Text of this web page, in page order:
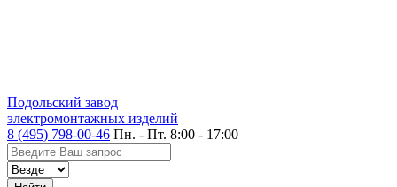
Подольский завод
электромонтажных изделий
8 (495) 798-00-46 Пн. - Пт. 8:00 - 17:00